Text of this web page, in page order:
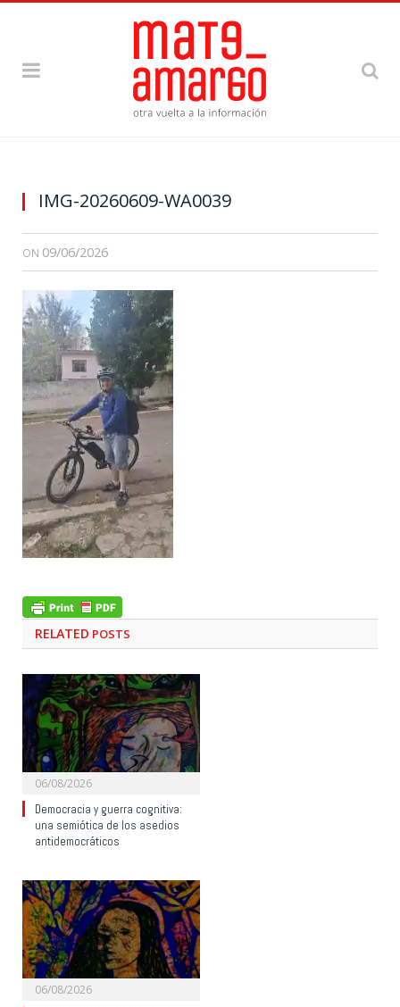
IMG-20260609-WA0039
ON 09/06/2026
RELATED POSTS
06/08/2026
Democracia y guerra cognitiva:
una semiótica de los asedios
antidemocráticos
06/08/2026